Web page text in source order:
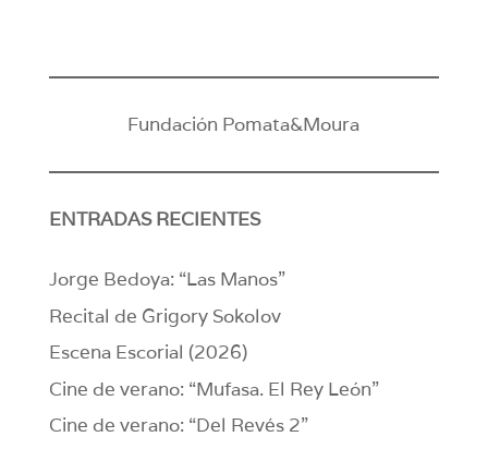
Fundación Pomata&Moura
ENTRADAS RECIENTES
Jorge Bedoya: “Las Manos”
Recital de Grigory Sokolov
Escena Escorial (2026)
Cine de verano: “Mufasa. El Rey León”
Cine de verano: “Del Revés 2”